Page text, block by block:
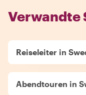
Verwandte
Reiseleiter in
Abendtouren in